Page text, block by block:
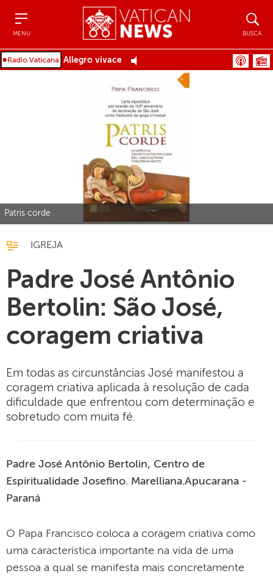
MENU BUSCA
Allegro vivace
Patris corde
IGREJA
Padre José Antônio
Bertolin: São José,
coragem criativa
Em todas as circunstâncias José manifestou a
coragem criativa aplicada à resolução de cada
dificuldade que enfrentou com determinação e
sobretudo com muita fé.
Padre José Antônio Bertolin, Centro de
Espiritualidade Josefino. Marelliana.Apucarana -
Paraná
O Papa Francisco coloca a coragem criativa como
uma característica importante na vida de uma
pessoa a qual se manifesta mais concretamente